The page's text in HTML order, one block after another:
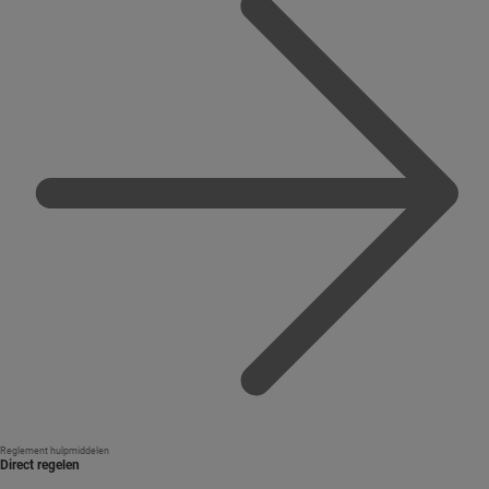
Reglement hulpmiddelen
Direct regelen